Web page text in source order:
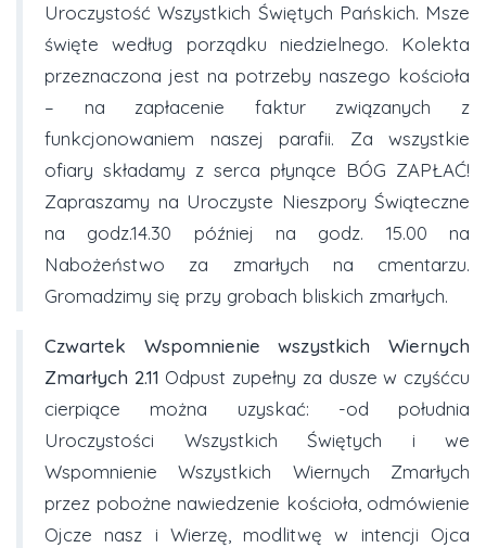
Uroczystość Wszystkich Świętych Pańskich. Msze
święte według porządku niedzielnego. Kolekta
przeznaczona jest na potrzeby naszego kościoła
– na zapłacenie faktur związanych z
funkcjonowaniem naszej parafii. Za wszystkie
ofiary składamy z serca płynące BÓG ZAPŁAĆ!
Zapraszamy na Uroczyste Nieszpory Świąteczne
na godz.14.30 później na godz. 15.00 na
Nabożeństwo za zmarłych na cmentarzu.
Gromadzimy się przy grobach bliskich zmarłych.
Czwartek Wspomnienie wszystkich Wiernych
Zmarłych 2.11 Odpust zupełny za dusze w czyśćcu
cierpiące można uzyskać: -od południa
Uroczystości Wszystkich Świętych i we
Wspomnienie Wszystkich Wiernych Zmarłych
przez pobożne nawiedzenie kościoła, odmówienie
Ojcze nasz i Wierzę, modlitwę w intencji Ojca